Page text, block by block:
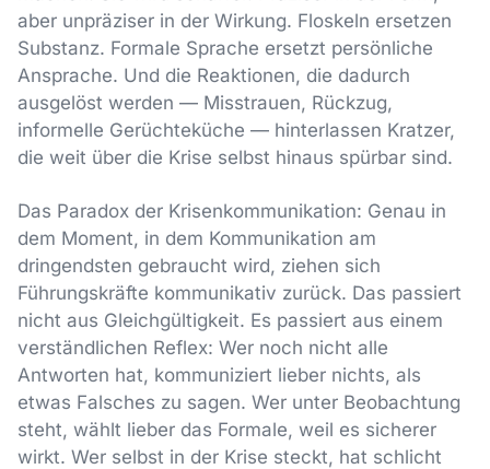
aber unpräziser in der Wirkung. Floskeln ersetzen
Substanz. Formale Sprache ersetzt persönliche
Ansprache. Und die Reaktionen, die dadurch
ausgelöst werden — Misstrauen, Rückzug,
informelle Gerüchteküche — hinterlassen Kratzer,
die weit über die Krise selbst hinaus spürbar sind.
Das Paradox der Krisenkommunikation: Genau in
dem Moment, in dem Kommunikation am
dringendsten gebraucht wird, ziehen sich
Führungskräfte kommunikativ zurück. Das passiert
nicht aus Gleichgültigkeit. Es passiert aus einem
verständlichen Reflex: Wer noch nicht alle
Antworten hat, kommuniziert lieber nichts, als
etwas Falsches zu sagen. Wer unter Beobachtung
steht, wählt lieber das Formale, weil es sicherer
wirkt. Wer selbst in der Krise steckt, hat schlicht